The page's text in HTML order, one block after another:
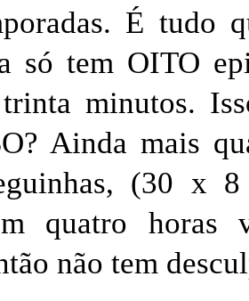
É tudo
só tem OITO
minutos.
Ainda mais
(30 x
quatro horas
não tem